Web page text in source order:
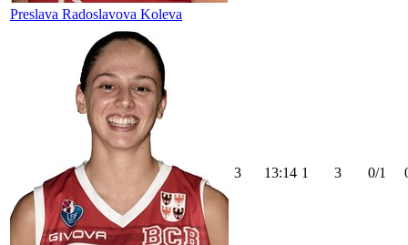
Preslava Radoslavova Koleva
3 13:14 1 3 0/1